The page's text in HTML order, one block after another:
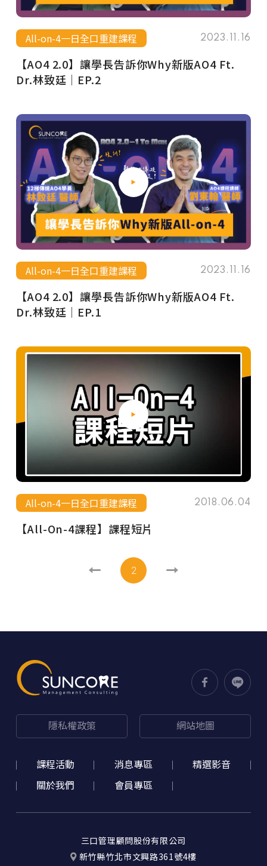
All-on-4一日全口重建課程 2023.11.16
【AO4 2.0】讓學長告訴你Why新版AO4 Ft.
Dr.林致廷｜EP.2
All-on-4一日全口重建課程 2023.11.16
【AO4 2.0】讓學長告訴你Why新版AO4 Ft.
Dr.林致廷｜EP.1
All-on-4一日全口重建課程 2018.06.04
【All-On-4課程】課程短片
2
隱私權政策 網站地圖
課程活動 消息專區
精選影音
關於我們
會員專區
三口管理顧問股份有限公司
新竹縣竹北市文興路361號4樓